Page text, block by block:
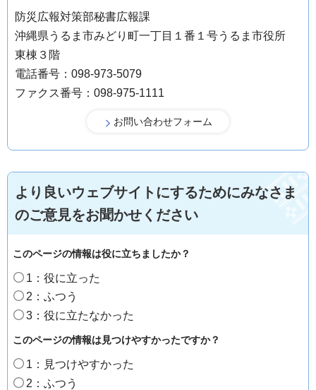
防災広報対策部秘書広報課
沖縄県うるま市みどり町一丁目１番１号うるま市役所
東棟３階
電話番号：098-973-5079
ファクス番号：098-975-1111
より良いウェブサイトにするためにみなさま
のご意見をお聞かせください
このページの情報は役に立ちましたか？
1：役に立った
2：ふつう
3：役に立たなかった
このページの情報は見つけやすかったですか？
1：見つけやすかった
2：ふつう